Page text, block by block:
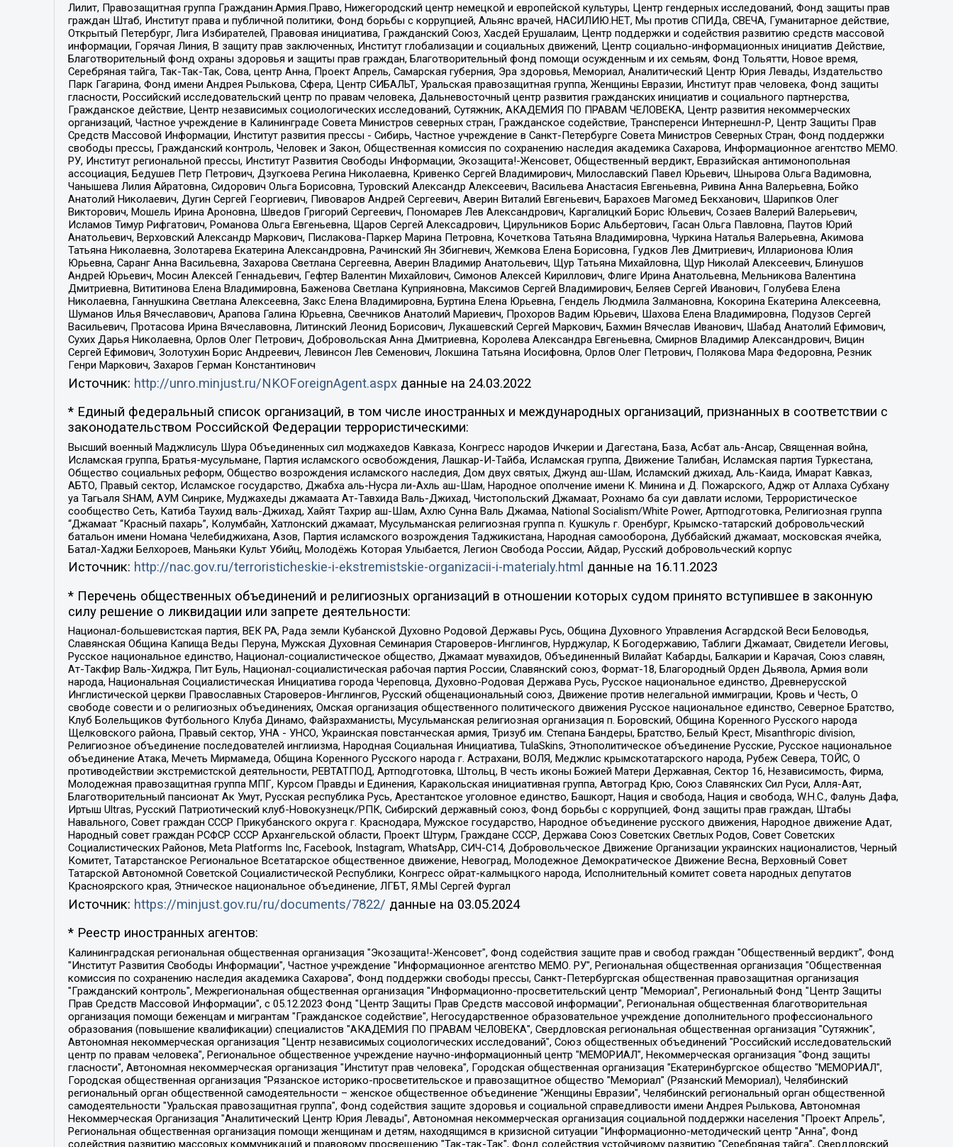
Лилит, Правозащитная группа Гражданин.Армия.Право, Нижегородский центр немецкой и европейской культуры, Центр гендерных исследований, Фонд защиты прав
граждан Штаб, Институт права и публичной политики, Фонд борьбы с коррупцией, Альянс врачей, НАСИЛИЮ.НЕТ, Мы против СПИДа, СВЕЧА, Гуманитарное действие,
Открытый Петербург, Лига Избирателей, Правовая инициатива, Гражданский Союз, Хасдей Ерушалаим, Центр поддержки и содействия развитию средств массовой
информации, Горячая Линия, В защиту прав заключенных, Институт глобализации и социальных движений, Центр социально-информационных инициатив Действие,
Благотворительный фонд охраны здоровья и защиты прав граждан, Благотворительный фонд помощи осужденным и их семьям, Фонд Тольятти, Новое время,
Серебряная тайга, Так-Так-Так, Сова, центр Анна, Проект Апрель, Самарская губерния, Эра здоровья, Мемориал, Аналитический Центр Юрия Левады, Издательство
Парк Гагарина, Фонд имени Андрея Рылькова, Сфера, Центр СИБАЛЬТ, Уральская правозащитная группа, Женщины Евразии, Институт прав человека, Фонд защиты
гласности, Российский исследовательский центр по правам человека, Дальневосточный центр развития гражданских инициатив и социального партнерства,
Гражданское действие, Центр независимых социологических исследований, Сутяжник, АКАДЕМИЯ ПО ПРАВАМ ЧЕЛОВЕКА, Центр развития некоммерческих
организаций, Частное учреждение в Калининграде Совета Министров северных стран, Гражданское содействие, Трансперенси Интернешнл-Р, Центр Защиты Прав
Средств Массовой Информации, Институт развития прессы - Сибирь, Частное учреждение в Санкт-Петербурге Совета Министров Северных Стран, Фонд поддержки
свободы прессы, Гражданский контроль, Человек и Закон, Общественная комиссия по сохранению наследия академика Сахарова, Информационное агентство МЕМО.
РУ, Институт региональной прессы, Институт Развития Свободы Информации, Экозащита!-Женсовет, Общественный вердикт, Евразийская антимонопольная
ассоциация, Бедушев Петр Петрович, Дзугкоева Регина Николаевна, Кривенко Сергей Владимирович, Милославский Павел Юрьевич, Шнырова Ольга Вадимовна,
Чанышева Лилия Айратовна, Сидорович Ольга Борисовна, Туровский Александр Алексеевич, Васильева Анастасия Евгеньевна, Ривина Анна Валерьевна, Бойко
Анатолий Николаевич, Дугин Сергей Георгиевич, Пивоваров Андрей Сергеевич, Аверин Виталий Евгеньевич, Барахоев Магомед Бекханович, Шарипков Олег
Викторович, Мошель Ирина Ароновна, Шведов Григорий Сергеевич, Пономарев Лев Александрович, Каргалицкий Борис Юльевич, Созаев Валерий Валерьевич,
Исламов Тимур Рифгатович, Романова Ольга Евгеньевна, Щаров Сергей Алексадрович, Цирульников Борис Альбертович, Гасан Ольга Павловна, Паутов Юрий
Анатольевич, Верховский Александр Маркович, Пислакова-Паркер Марина Петровна, Кочеткова Татьяна Владимировна, Чуркина Наталья Валерьевна, Акимова
Татьяна Николаевна, Золотарева Екатерина Александровна, Рачинский Ян Збигневич, Жемкова Елена Борисовна, Гудков Лев Дмитриевич, Илларионова Юлия
Юрьевна, Саранг Анна Васильевна, Захарова Светлана Сергеевна, Аверин Владимир Анатольевич, Щур Татьяна Михайловна, Щур Николай Алексеевич, Блинушов
Андрей Юрьевич, Мосин Алексей Геннадьевич, Гефтер Валентин Михайлович, Симонов Алексей Кириллович, Флиге Ирина Анатольевна, Мельникова Валентина
Дмитриевна, Вититинова Елена Владимировна, Баженова Светлана Куприяновна, Максимов Сергей Владимирович, Беляев Сергей Иванович, Голубева Елена
Николаевна, Ганнушкина Светлана Алексеевна, Закс Елена Владимировна, Буртина Елена Юрьевна, Гендель Людмила Залмановна, Кокорина Екатерина Алексеевна,
Шуманов Илья Вячеславович, Арапова Галина Юрьевна, Свечников Анатолий Мариевич, Прохоров Вадим Юрьевич, Шахова Елена Владимировна, Подузов Сергей
Васильевич, Протасова Ирина Вячеславовна, Литинский Леонид Борисович, Лукашевский Сергей Маркович, Бахмин Вячеслав Иванович, Шабад Анатолий Ефимович,
Сухих Дарья Николаевна, Орлов Олег Петрович, Добровольская Анна Дмитриевна, Королева Александра Евгеньевна, Смирнов Владимир Александрович, Вицин
Сергей Ефимович, Золотухин Борис Андреевич, Левинсон Лев Семенович, Локшина Татьяна Иосифовна, Орлов Олег Петрович, Полякова Мара Федоровна, Резник
Генри Маркович, Захаров Герман Константинович
Источник: http://unro.minjust.ru/NKOForeignAgent.aspxданные на 24.03.2022
* Единый федеральный список организаций, в том числе иностранных и международных организаций, признанных в соответствии с
законодательством Российской Федерации террористическими:
Высший военный Маджлисуль Шура Объединенных сил моджахедов Кавказа, Конгресс народов Ичкерии и Дагестана, База, Асбат аль-Ансар, Священная война,
Исламская группа, Братья-мусульмане, Партия исламского освобождения, Лашкар-И-Тайба, Исламская группа, Движение Талибан, Исламская партия Туркестана,
Общество социальных реформ, Общество возрождения исламского наследия, Дом двух святых, Джунд аш-Шам, Исламский джихад, Аль-Каида, Имарат Кавказ,
АБТО, Правый сектор, Исламское государство, Джабха аль-Нусра ли-Ахль аш-Шам, Народное ополчение имени К. Минина и Д. Пожарского, Аджр от Аллаха Субхану
уа Тагьаля SHAM, АУМ Синрике, Муджахеды джамаата Ат-Тавхида Валь-Джихад, Чистопольский Джамаат, Рохнамо ба суи давлати исломи, Террористическое
сообщество Сеть, Катиба Таухид валь-Джихад, Хайят Тахрир аш-Шам, Ахлю Сунна Валь Джамаа, National Socialism/White Power, Артподготовка, Религиозная группа
“Джамаат “Красный пахарь”, Колумбайн, Хатлонский джамаат, Мусульманская религиозная группа п. Кушкуль г. Оренбург, Крымско-татарский добровольческий
батальон имени Номана Челебиджихана, Азов, Партия исламского возрождения Таджикистана, Народная самооборона, Дуббайский джамаат, московская ячейка,
Батал-Хаджи Белхороев, Маньяки Культ Убийц, Молодёжь Которая Улыбается, Легион Свобода России, Айдар, Русский добровольческий корпус
Источник: http://nac.gov.ru/terroristicheskie-i-ekstremistskie-organizacii-i-materialy.html данные на 16.11.2023
* Перечень общественных объединений и религиозных организаций в отношении которых судом принято вступившее в законную
силу решение о ликвидации или запрете деятельности:
Национал-большевистская партия, ВЕК РА, Рада земли Кубанской Духовно Родовой Державы Русь, Община Духовного Управления Асгардской Веси Беловодья,
Славянская Община Капища Веды Перуна, Мужская Духовная Семинария Староверов-Инглингов, Нурджулар, К Богодержавию, Таблиги Джамаат, Свидетели Иеговы,
Русское национальное единство, Национал-социалистическое общество, Джамаат мувахидов, Объединенный Вилайат Кабарды, Балкарии и Карачая, Союз славян,
Ат-Такфир Валь-Хиджра, Пит Буль, Национал-социалистическая рабочая партия России, Славянский союз, Формат-18, Благородный Орден Дьявола, Армия воли
народа, Национальная Социалистическая Инициатива города Череповца, Духовно-Родовая Держава Русь, Русское национальное единство, Древнерусской
Инглистической церкви Православных Староверов-Инглингов, Русский общенациональный союз, Движение против нелегальной иммиграции, Кровь и Честь, О
свободе совести и о религиозных объединениях, Омская организация общественного политического движения Русское национальное единство, Северное Братство,
Клуб Болельщиков Футбольного Клуба Динамо, Файзрахманисты, Мусульманская религиозная организация п. Боровский, Община Коренного Русского народа
Щелковского района, Правый сектор, УНА - УНСО, Украинская повстанческая армия, Тризуб им. Степана Бандеры, Братство, Белый Крест, Misanthropic division,
Религиозное объединение последователей инглиизма, Народная Социальная Инициатива, TulaSkins, Этнополитическое объединение Русские, Русское национальное
объединение Атака, Мечеть Мирмамеда, Община Коренного Русского народа г. Астрахани, ВОЛЯ, Меджлис крымскотатарского народа, Рубеж Севера, ТОЙС, О
противодействии экстремистской деятельности, РЕВТАТПОД, Артподготовка, Штольц, В честь иконы Божией Матери Державная, Сектор 16, Независимость, Фирма,
Молодежная правозащитная группа МПГ, Курсом Правды и Единения, Каракольская инициативная группа, Автоград Крю, Союз Славянских Сил Руси, Алля-Аят,
Благотворительный пансионат Ак Умут, Русская республика Русь, Арестантское уголовное единство, Башкорт, Нация и свобода, Нация и свобода, W.H.С., Фалунь Дафа,
Иртыш Ultras, Русский Патриотический клуб-Новокузнецк/РПК, Сибирский державный союз, Фонд борьбы с коррупцией, Фонд защиты прав граждан, Штабы
Навального, Совет граждан СССР Прикубанского округа г. Краснодара, Мужское государство, Народное объединение русского движения, Народное движение Адат,
Народный совет граждан РСФСР СССР Архангельской области, Проект Штурм, Граждане СССР, Держава Союз Советских Светлых Родов, Совет Советских
Социалистических Районов, Meta Platforms Inc, Facebook, Instagram, WhatsApp, СИЧ-С14, Добровольческое Движение Организации украинских националистов, Черный
Комитет, Татарстанское Региональное Всетатарское общественное движение, Невоград, Молодежное Демократическое Движение Весна, Верховный Совет
Татарской Автономной Советской Социалистической Республики, Конгресс ойрат-калмыцкого народа, Исполнительный комитет совета народных депутатов
Красноярского края, Этническое национальное объединение, ЛГБТ, Я.МЫ Сергей Фургал
Источник: https://minjust.gov.ru/ru/documents/7822/ данные на 03.05.2024
* Реестр иностранных агентов:
Калининградская региональная общественная организация "Экозащита!-Женсовет", Фонд содействия защите прав и свобод граждан "Общественный вердикт", Фонд "Институт Развития Свободы Информации", Частное учреждение "Информационное агентство МЕМО. РУ", Региональная общественная организация "Общественная комиссия по сохранению наследия академика Сахарова", Фонд поддержки свободы прессы, Санкт-Петербургская общественная правозащитная организация "Гражданский контроль", Межрегиональная общественная организация "Информационно-просветительский центр "Мемориал", Региональный Фонд "Центр Защиты Прав Средств Массовой Информации", с 05.12.2023 Фонд "Центр Защиты Прав Средств массовой информации", Региональная общественная благотворительная организация помощи беженцам и мигрантам "Гражданское содействие", Негосударственное образовательное учреждение дополнительного профессионального образования (повышение квалификации) специалистов "АКАДЕМИЯ ПО ПРАВАМ ЧЕЛОВЕКА", Свердловская региональная общественная организация "Сутяжник", Автономная некоммерческая организация "Центр независимых социологических исследований", Союз общественных объединений "Российский исследовательский центр по правам человека", Региональное общественное учреждение научно-информационный центр "МЕМОРИАЛ", Некоммерческая организация "Фонд защиты гласности", Автономная некоммерческая организация "Институт прав человека", Городская общественная организация "Екатеринбургское общество "МЕМОРИАЛ", Городская общественная организация "Рязанское историко-просветительское и правозащитное общество "Мемориал" (Рязанский Мемориал), Челябинский региональный орган общественной самодеятельности – женское общественное объединение "Женщины Евразии", Челябинский региональный орган общественной самодеятельности "Уральская правозащитная группа", Фонд содействия защите здоровья и социальной справедливости имени Андрея Рылькова, Автономная Некоммерческая Организация "Аналитический Центр Юрия Левады", Автономная некоммерческая организация социальной поддержки населения "Проект Апрель", Региональная общественная организация помощи женщинам и детям, находящимся в кризисной ситуации "Информационно-методический центр "Анна", Фонд содействия развитию массовых коммуникаций и правовому просвещению "Так-так-Так", Фонд содействия устойчивому развитию "Серебряная тайга", Свердловский региональный общественный фонд социальных проектов "Новое время", "Idel.Реалии", Кавказ.Реалии, Крым.Реалии, Телеканал Настоящее Время, Татаро-башкирская служба Радио Свобода (Azatliq Radiosi), Радио Свободная Европа/Радио Свобода (PCE/PC), "Сибирь.Реалии", "Фактограф", Благотворительный фонд помощи осужденным и их семьям, Автономная некоммерческая организация "Институт глобализации и социальных движений", Фонд "В защиту прав заключенных", Частное учреждение "Центр поддержки и содействия развитию средств массовой информации", Пензенский региональный общественный благотворительный фонд "Гражданский союз", "Север.Реалии", Некоммерческая организация Фонд "Правовая инициатива", Общество с ограниченной ответственностью "Радио Свободная Европа/Радио Свобода", Чешское информационное агентство "MEDIUM-ORIENT", Красноярская региональная общественная организация "Мы против СПИДа", Камалягин Денис Николаевич, Маркелов Сергей Евгеньевич, Пономарев Лев Александрович, Савицкая Людмила Алексеевна, Автономная некоммерческая организация "Центр по работе с проблемой насилия "НАСИЛИЮ.НЕТ", Межрегиональный профессиональный союз работников здравоохранения "Альянс врачей", Юридическое лицо, зарегистрированное в Латвийской Республике, SIA "Medusa Project" (регистрационный номер 40103797863, дата регистрации 10.06.2014), Некоммерческая организация "Фонд по борьбе с коррупцией", Автономная некоммерческая организация "Институт права и публичной политики", Баданин Роман Сергеевич, Гликин Максим Александрович, Железнова Мария Михайловна, Лукьянова Юлия Сергеевна, Маетная Елизавета Витальевна, Маняхин Петр Борисович, Чуракова Ольга Владимировна, Ярош Юлия Петровна, Юридическое лицо "The Insider SIA", зарегистрированное в Риге, Латвийская Республика (дата регистрации 26.06.2015), являющееся администратором доменного имени интернет-издания "The Insider SIA", https://theins.ru, Постернак Алексей Евгеньевич, Рубин Михаил Аркадьевич, Анин Роман Александрович, Юридическое лицо Istories fonds, зарегистрированное в Латвийской Республике (регистрационный номер 50008295751, дата регистрации 24.02.2020), Великовский Дмитрий Александрович, Долинина Ирина Николаевна, Мароховская Алеся Алексеевна, Шлейнов Роман Юрьевич, Шмагун Олеся Валентиновна, Общество с ограниченной ответственностью "Альтаир 2021", Общество с ограниченной ответственностью "Вега 2021", Общество с ограниченной ответственностью "Главный редактор 2021", Общество с ограниченной ответственностью "Ромашки монолит", Важенков Артем Валерьевич, Ивановская областная общественная организация "Центр гендерных исследований", Гурман Юрий Альбертович, Медиапроект "ОВД-Инфо", Егоров Владимир Владимирович, Жилинский Владимир Александрович, Общество с ограниченной ответственностью "ЗП", Иванова София Юрьевна, Карезина Инна Павловна, Кильтау Екатерина Викторовна, Петров Алексей Викторович, Пискунов Сергей Евгеньевич, Смирнов Сергей Сергеевич, Тихонов Михаил Сергеевич, Общество с ограниченной ответственностью "ЖУРНАЛИСТ-ИНОСТРАННЫЙ АГЕНТ", Арапова Галина Юрьевна, Вольтская Татьяна Анатольевна, Американская компания "Mason G.E.S. Anonymous Foundation" (США), являющаяся владельцем интернет-издания https://mnews.world/, Компания "Stichting Bellingcat", зарегистрированная в Нидерландах (дата регистрации 11.07.2018), Захаров Андрей Вячеславович, Клепиковская Екатерина Дмитриевна, Общество с ограниченной ответственностью "МЕМО", Перл Роман Александрович, Симонов Евгений Алексеевич, Соловьева Елена Анатольевна, Сотников Даниил Владимирович, Сурначева Елизавета Дмитриевна, Автономная некоммерческая организация по защите прав человека и информированию населения "Якутия – Наше Мнение", Общество с ограниченной ответственностью "Москоу диджитал медиа", с 26.01.2023 Общество с ограниченной ответственностью "Чайка Белые сады", Ветошкина Валерия Валерьевна, Заговора Максим Александрович, Межрегиональное общественное движение "Российская ЛГБТ - сеть", Оленичев Максим Владимирович, Павлов Иван Юрьевич, Скворцова Елена Сергеевна, Общество с ограниченной ответственностью "Как бы инагент", Кочетков Игорь Викторович, Общество с ограниченной ответственностью "Честные выборы", Еланчик Олег Александрович, Общество с ограниченной ответственностью "Нобелевский призыв", Гималова Регина Эмилевна, Григорьев Андрей Валерьевич, Григорьева Алина Александровна, Ассоциация по содействию защите прав призывников, альтернативнослужащих и военнослужащих "Правозащитная группа "Гражданин.Армия.Право", Хисамова Регина Фаритовна, Автономная некоммерческая организация по реализации социально-правовых программ "Лилит", Дальневосточное общественное движение "Маяк", Санкт-Петербургская ЛГБТ-инициативная группа "Выход", Инициативная группа ЛГБТ+ "Реверс", Алексеев Андрей Викторович, Бекбулатова Таисия Львовна, Беляев Иван Михайлович, Владыкина Елена Сергеевна, Гельман Марат Александрович, Никульшина Вероника Юрьевна, Толоконникова Надежда Андреевна, Шендерович Виктор Анатольевич, Общество с ограниченной ответственностью "Данное сообщение", Общество с ограниченной ответственностью Издательский дом "Новая глава", Айнбиндер Александра Александровна, Московский комьюнити-центр для ЛГБТ+инициатив, Благотворительный фонд развития филантропии, Deutsche Welle (Германия, Kurt-Schumacher-Strasse 3, 53113 Bonn), Борзунова Мария Михайловна, Воробьев Виктор Викторович, Голубева Анна Львовна, Константинова Алла Михайловна, Малкова Ирина Владимировна, Мурадов Мурад Абдулгалимович, Осетинская Елизавета Николаевна, Понасенков Евгений Николаевич, Ганапольский Матвей Юрьевич, Киселев Евгений Алексеевич, Борухович Ирина Григорьевна, Дремин Иван Тимофеевич, Дубровский Дмитрий Викторович, Красноярская региональная общественная организация поддержки и развития альтернативных образовательных технологий и межкультурных коммуникаций "ИНТЕРРА", Маяковская Екатерина Алексеевна, Фейгин Марк Захарович, Филимонов Андрей Викторович, Дзугкоева Регина Николаевна, Доброхотов Роман Александрович, Дудь Юрий Александрович, Елкин Сергей Владимирович, Кругликов Кирилл Игоревич, Сабунаева Мария Леонидовна, Семенов Алексей Владимирович, Шаинян Карен Багратович, Шульман Екатерина Михайловна, Асафьев Артур Валерьевич, Вахштайн Виктор Семенович, Венедиктов Алексей Алексеевич, Лушникова Екатерина Евгеньевна, Волков Леонид Михайлович, Невзоров Александр Глебович, Пархоменко Сергей Борисович, Сироткин Ярослав Николаевич, Кара-Мурза Владимир Владимирович, Баранова Наталья Владимировна, Гозман Леонид Яковлевич, Кагарлицкий Борис Юльевич, Климарев Михаил Валерьевич, Милов Владимир Станиславович, Автономная некоммерческая организация Краснодарский центр современного искусства "Типография", Моргенштерн Алишер Тагирович, Соболь Любовь Эдуардовна, Общество с ограниченной ответственностью "ЛИЗА НОРМ", Каспаров Гарри Кимович, Ходорковский Михаил Борисович, Общество с ограниченной ответственностью "Апрельские тезисы", Данилович Ирина Брониславовна, Кашин Олег Владимирович, Петров Николай Владимирович, Пивоваров Алексей Владимирович, Соколов Михаил Владимирович, Цветкова Юлия Владимировна, Чичваркин Евгений Александрович, Комитет против пыток/Команда против пыток, Общество с ограниченной ответственностью "Первый научный", Общество с ограниченной ответственностью "Вертолет и ко", Белоцерковская Вероника Борисовна, Кац Максим Евгеньевич, Лазарева Татьяна Юрьевна, Шаведдинов Руслан Табризович, Яшин Илья Валерьевич, Общество с ограниченной ответственностью "Иноагент ААВ", Алешковский Дмитрий Петрович, Альбац Евгения Марковна, Быков Дмитрий Львович, Галямина Юлия Евгеньевна, Лойко Сергей Леонидович, Мартынов Кирилл Константинович, Медведев Сергей Александрович, Крашенинников Федор Геннадиевич, Гордеева Катерина Вл